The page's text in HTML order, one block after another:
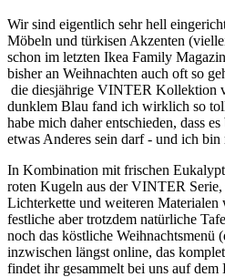
Wir sind eigentlich sehr hell
Möbeln und türkisen Akzenten
schon im letzten Ikea Family
bisher an Weihnachten auch oft so
die diesjährige VINTER Kollektion
dunklem Blau fand ich wirklich so
habe mich daher entschieden, dass
etwas Anderes sein darf - und ich bin
In Kombination mit frischen
roten Kugeln aus der VINTER
Lichterkette und weiteren
festliche aber trotzdem natürliche
noch das köstliche Weihnachtsmenü
inzwischen längst online, das
findet ihr gesammelt bei uns auf dem